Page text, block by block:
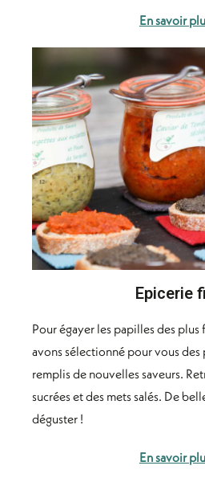
En savoir
Epicerie
Pour égayer les papilles des plus
avons sélectionné pour vous
remplis de nouvelles saveurs.
sucrées et des mets salés. De
déguster !
En savoir